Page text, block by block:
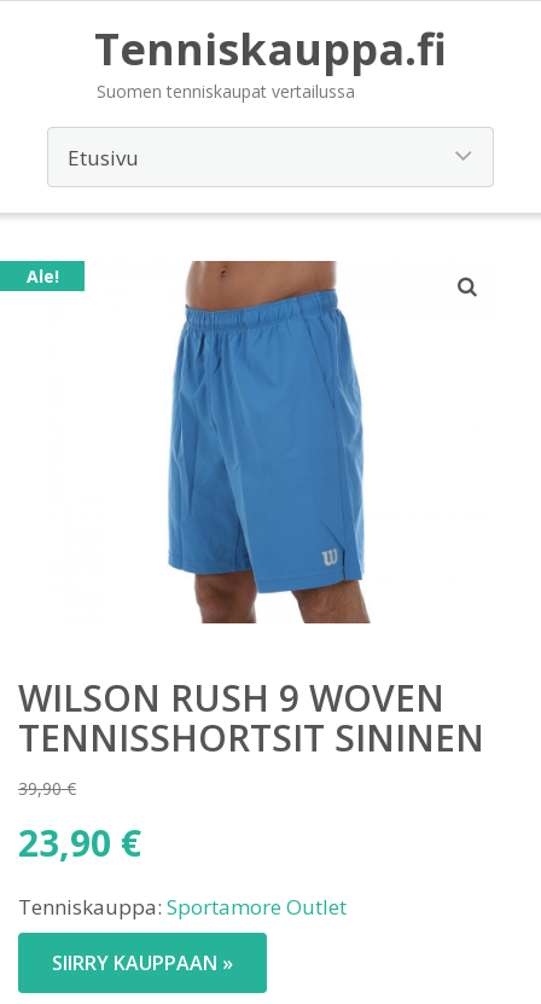
Tenniskauppa.fi
Suomen tenniskaupat vertailussa
Ale!
WILSON RUSH 9 WOVEN
TENNISSHORTSIT SININEN
39,90€
Alkuperäinen
hinta
39,90 €.
23,90 €
hinta
on:
23,90 €.
Tenniskauppa: Sportamore Outlet
SIIRRY KAUPPAAN »